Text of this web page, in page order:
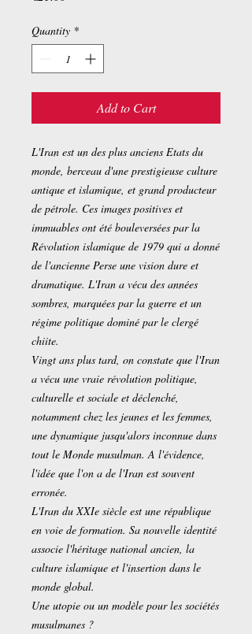
Quantity *
Add to Cart
L'Iran est un des plus anciens Etats du
monde, berceau d'une prestigieuse culture
antique et islamique, et grand producteur
de pétrole. Ces images positives et
immuables ont été bouleversées par la
Révolution islamique de 1979 qui a donné
de l'ancienne Perse une vision dure et
dramatique. L'Iran a vécu des années
sombres, marquées par la guerre et un
régime politique dominé par le clergé
chiite.
Vingt ans plus tard, on constate que l'Iran
a vécu une vraie révolution politique,
culturelle et sociale et déclenché,
notamment chez les jeunes et les femmes,
une dynamique jusqu'alors inconnue dans
tout le Monde musulman. A l'évidence,
l'idée que l'on a de l'Iran est souvent
erronée.
L'Iran du XXIe siècle est une république
en voie de formation. Sa nouvelle identité
associe l'héritage national ancien, la
culture islamique et l'insertion dans le
monde global.
Une utopie ou un modèle pour les sociétés
musulmanes ?